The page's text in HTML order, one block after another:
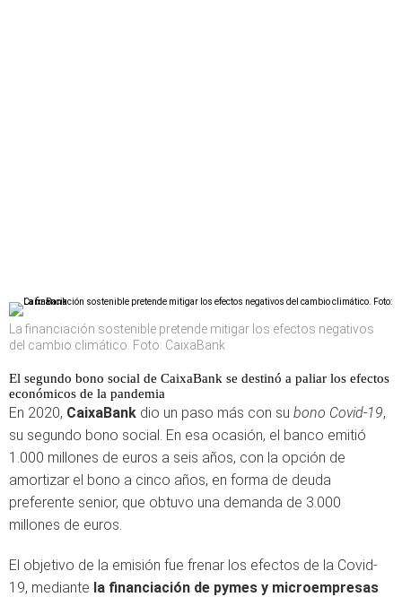
La financiación sostenible pretende mitigar los efectos negativos
del cambio climático. Foto: CaixaBank
El segundo bono social de CaixaBank se destinó a paliar los efectos
económicos de la pandemia
En 2020, CaixaBank dio un paso más con su bono Covid-19,
su segundo bono social. En esa ocasión, el banco emitió
1.000 millones de euros a seis años, con la opción de
amortizar el bono a cinco años, en forma de deuda
preferente senior, que obtuvo una demanda de 3.000
millones de euros.
El objetivo de la emisión fue frenar los efectos de la Covid-
19, mediante la financiación de pymes y microempresas